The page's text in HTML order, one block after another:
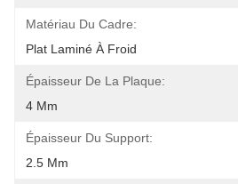
Matériau Du Cadre:
Plat Laminé À Froid
Épaisseur De La Plaque:
4 Mm
Épaisseur Du Support:
2.5 Mm